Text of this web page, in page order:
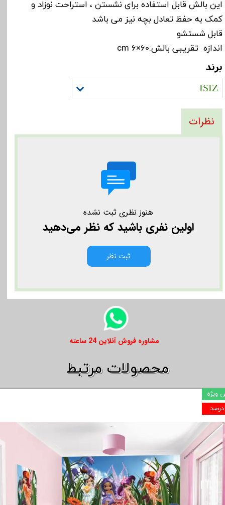
این بالش قابل استفاده برای نشستن ، استراحت نوزاد و
کمک به حفظ تعادل بچه نیز می باشد
قابل شستشو
اندازه تقریبی بالش:60×6 cm
برند
ISIZ
نظرات
هنوز نظری ثبت نشده
اولین نفری باشید که نظر می‌دهید
ثبت نظر
​​مشاوره فروش آنلاین 24 ساعته
ویژه
​​محصولات مرتبط